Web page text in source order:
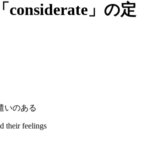
considerate」の定
いのある
their feelings